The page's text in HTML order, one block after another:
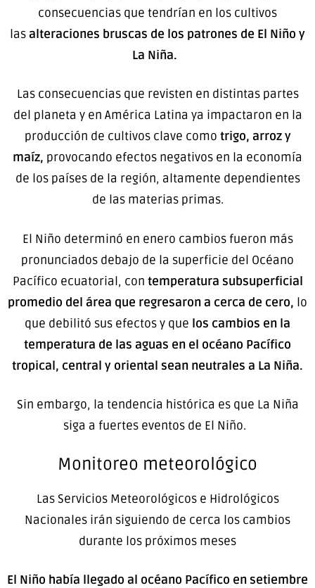
consecuencias que tendrían en los cultivos
las alteraciones bruscas de los patrones de El Niño y
La Niña.
Las consecuencias que revisten en distintas partes
del planeta y en América Latina ya impactaron en la
producción de cultivos clave como trigo, arroz y
maíz, provocando efectos negativos en la economía
de los países de la región, altamente dependientes
de las materias primas.
El Niño determinó en enero cambios fueron más
pronunciados debajo de la superficie del Océano
Pacífico ecuatorial, con temperatura subsuperficial
promedio del área que regresaron a cerca de cero, lo
que debilitó sus efectos y que los cambios en la
temperatura de las aguas en el océano Pacífico
tropical, central y oriental sean neutrales a La Niña.
Sin embargo, la tendencia histórica es que La Niña
siga a fuertes eventos de El Niño.
Monitoreo meteorológico
Las Servicios Meteorológicos e Hidrológicos
Nacionales irán siguiendo de cerca los cambios
durante los próximos meses
El Niño había llegado al océano Pacífico en setiembre